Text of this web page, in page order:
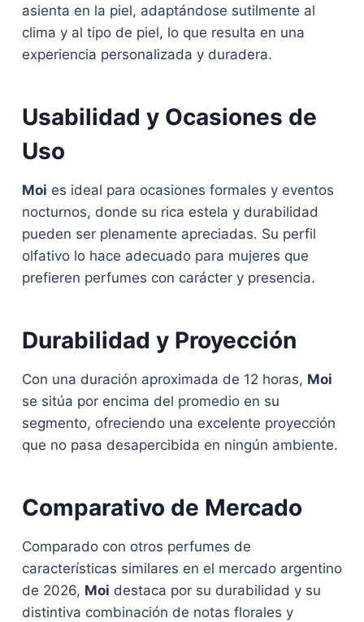
asienta en la piel, adaptándose sutilmente al
clima y al tipo de piel, lo que resulta en una
experiencia personalizada y duradera.
Usabilidad y Ocasiones de
Uso
Moi es ideal para ocasiones formales y eventos
nocturnos, donde su rica estela y durabilidad
pueden ser plenamente apreciadas. Su perfil
olfativo lo hace adecuado para mujeres que
prefieren perfumes con carácter y presencia.
Durabilidad y Proyección
Con una duración aproximada de 12 horas, Moi
se sitúa por encima del promedio en su
segmento, ofreciendo una excelente proyección
que no pasa desapercibida en ningún ambiente.
Comparativo de Mercado
Comparado con otros perfumes de
características similares en el mercado argentino
de 2026, Moi destaca por su durabilidad y su
distintiva combinación de notas florales y